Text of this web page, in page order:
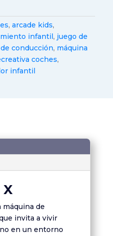
, arcade kids,
infantil, juego de
conducción, máquina
coches,
infantil
X
máquina de
invita a vivir
en un entorno